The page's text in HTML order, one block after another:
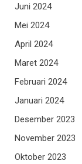
Juni 2024
Mei 2024
April 2024
Maret 2024
Februari 2024
Januari 2024
Desember 2023
November 2023
Oktober 2023